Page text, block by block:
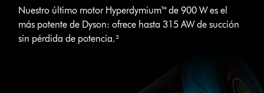
Nuestro último motor Hyperdymium™ de 900 W es el
más potente de Dyson: ofrece hasta 315 AW de succión
sin pérdida de potencia.²